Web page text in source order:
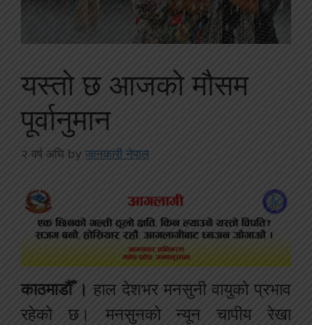
यस्तो छ आजको मौसम
पूर्वानुमान
२ वर्ष अघि by जानकारी नेपाल
काठमाडौँ । हाल देशभर मनसुनी वायुको प्रभाव
रहेको छ। मनसुनको न्यून चापीय रेखा